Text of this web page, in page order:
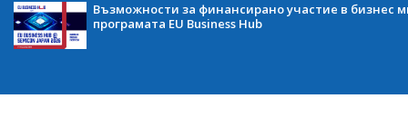
Възможности за финансирано участие в бизнес
програмата EU Business Hub